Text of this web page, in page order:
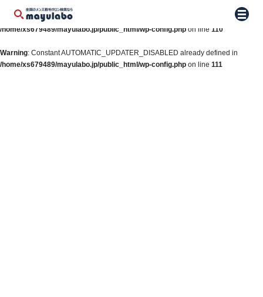
Warning: Constant WP_AUTO_UPDATE_CORE already defined in
/home/xs679489/mayulabo.jp/public_html/wp-config.php on line 110
Warning: Constant AUTOMATIC_UPDATER_DISABLED already defined in
/home/xs679489/mayulabo.jp/public_html/wp-config.php on line 111
メニ